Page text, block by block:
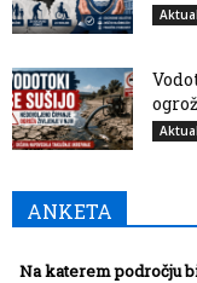
ANKETA
Na katerem področju